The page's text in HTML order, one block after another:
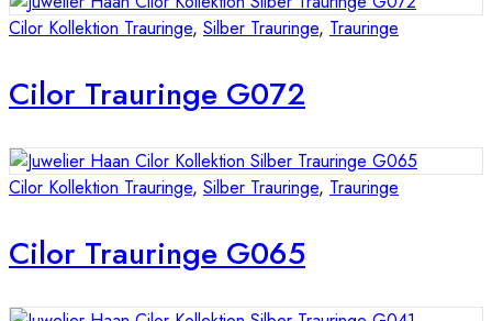
Cilor Kollektion Trauringe, Silber Trauringe, Trauringe
Cilor Trauringe G072
Cilor Kollektion Trauringe, Silber Trauringe, Trauringe
Cilor Trauringe G065